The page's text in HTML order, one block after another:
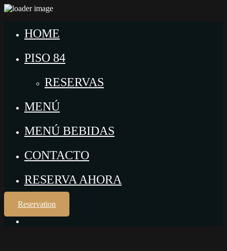
HOME
PISO 84
RESERVAS
MENÚ
MENÚ BEBIDAS
CONTACTO
RESERVA AHORA
Reservation